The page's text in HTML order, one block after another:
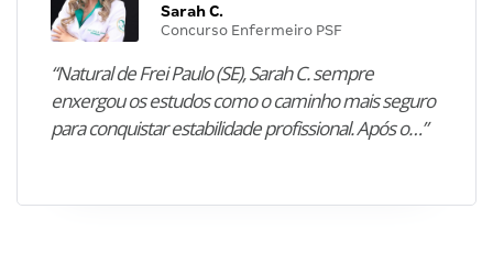
Sarah C.
Concurso Enfermeiro PSF
“Natural de Frei Paulo (SE), Sarah C. sempre
enxergou os estudos como o caminho mais seguro
para conquistar estabilidade profissional. Após o…”